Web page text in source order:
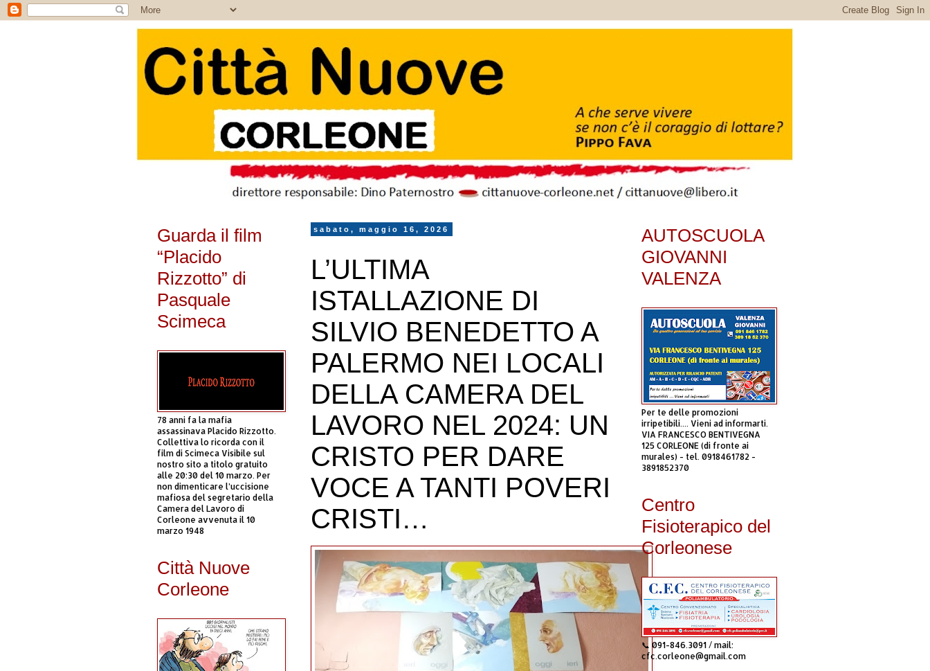
sabato, maggio 16, 2026
L’ULTIMA
ISTALLAZIONE DI
SILVIO BENEDETTO A
PALERMO NEI LOCALI
DELLA CAMERA DEL
LAVORO NEL 2024: UN
CRISTO PER DARE
VOCE A TANTI POVERI
CRISTI…
Guarda il film
“Placido
Rizzotto” di
Pasquale
Scimeca
78 anni fa la mafia
assassinava Placido Rizzotto.
Collettiva lo ricorda con il
film di Scimeca Visibile sul
nostro sito a titolo gratuito
alle 20:30 del 10 marzo. Per
non dimenticare l’uccisione
mafiosa del segretario della
Camera del Lavoro di
Corleone avvenuta il 10
marzo 1948
Città Nuove
Corleone
AUTOSCUOLA
GIOVANNI
VALENZA
Per te delle promozioni
irripetibili.... Vieni ad informarti.
VIA FRANCESCO BENTIVEGNA
125 CORLEONE (di fronte ai
murales) - tel. 0918461782 -
3891852370
Centro
Fisioterapico del
Corleonese
📞 091-846.3091 / mail:
cfc.corleone@gmail.com